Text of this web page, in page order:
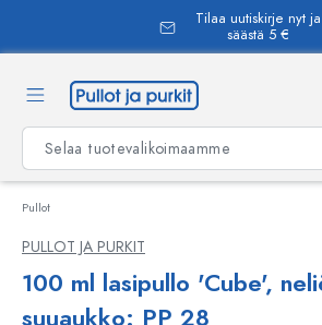
Tilaa uutiskirje nyt ja
säästä 5 €
Pullot
PULLOT JA PURKIT
100 ml lasipullo 'Cube',
suuaukko: PP 28